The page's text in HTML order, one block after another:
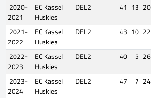
2020-
2021
EC Kassel
Huskies
DEL2 41 13 20
2021-
2022
EC Kassel
Huskies
DEL2 43 10 22
2022-
2023
EC Kassel
Huskies
DEL2 40 5 26
2023-
2024
EC Kassel
Huskies
DEL2 47 7 24